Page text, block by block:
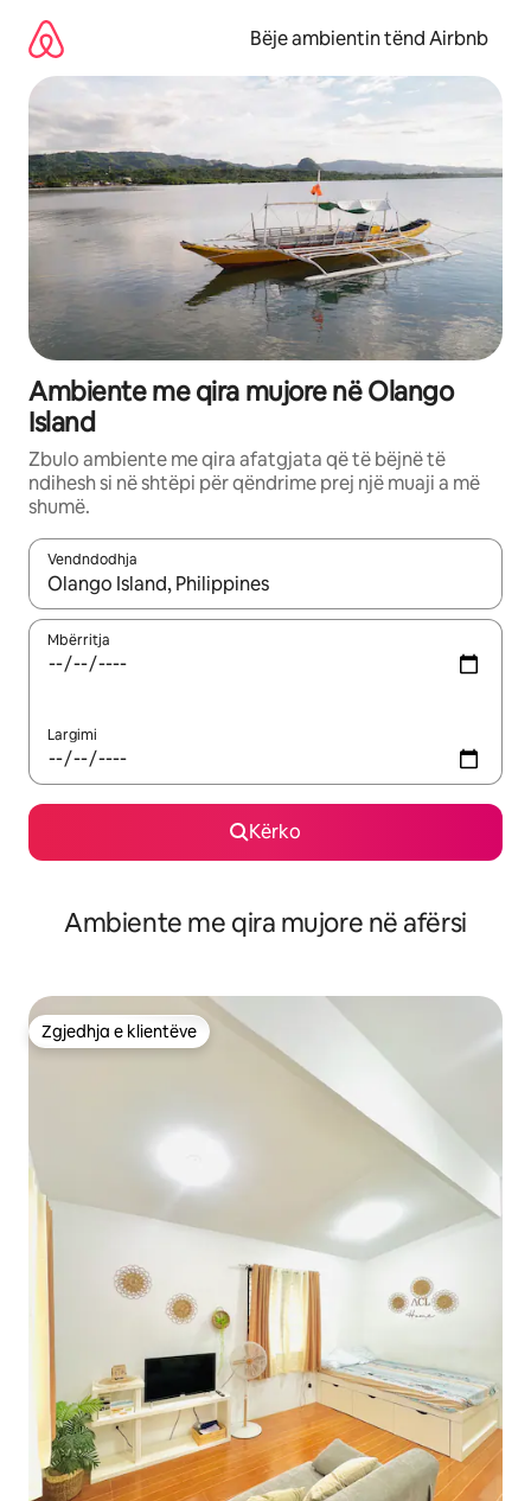
përmbajtja
Bëje ambientin tënd Airbnb
Ambiente me qira mujore në Olango
Island
Zbulo ambiente me qira afatgjata që të bëjnë të
ndihesh si në shtëpi për qëndrime prej një muaji a më
shumë.
Vendndodhja
Kur rezultatet të jenë të disponueshme, lëviz me butonat e
Mbërritja
Largimi
Kërko
Ambiente me qira mujore në afërsi
Zgjedhja e klientëve
Zgjedhja e klientëve